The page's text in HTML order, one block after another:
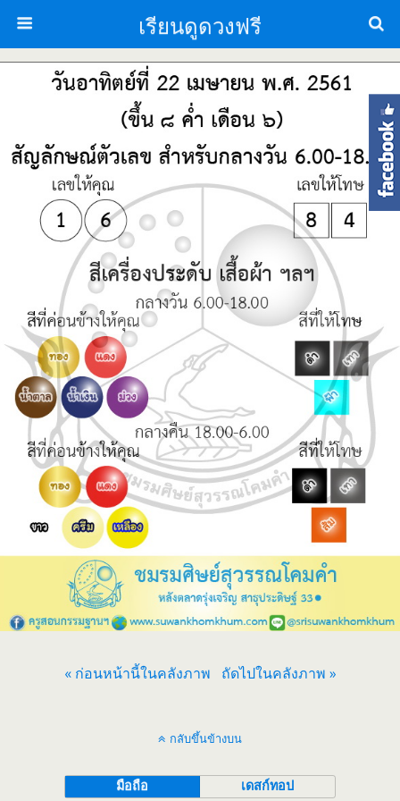
เรียนดูดวงฟรี
« ก่อนหน้านี้ในคลังภาพ ถัดไปในคลังภาพ »
กลับขึ้นข้างบน
มือถือ เดสก์ทอป